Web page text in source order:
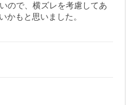
ので、横ズレを考慮してあ
かもと思いました。